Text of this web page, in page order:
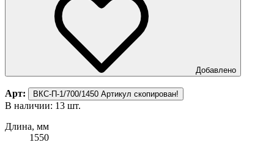
Добавлено
Арт: ВКС-П-1/700/1450 Артикул скопирован!
В наличии: 13 шт.
Длина, мм
1550